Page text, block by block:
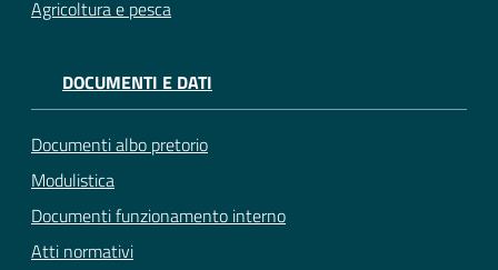
Agricoltura e pesca
DOCUMENTI E DATI
Documenti albo pretorio
Modulistica
Documenti funzionamento interno
Atti normativi